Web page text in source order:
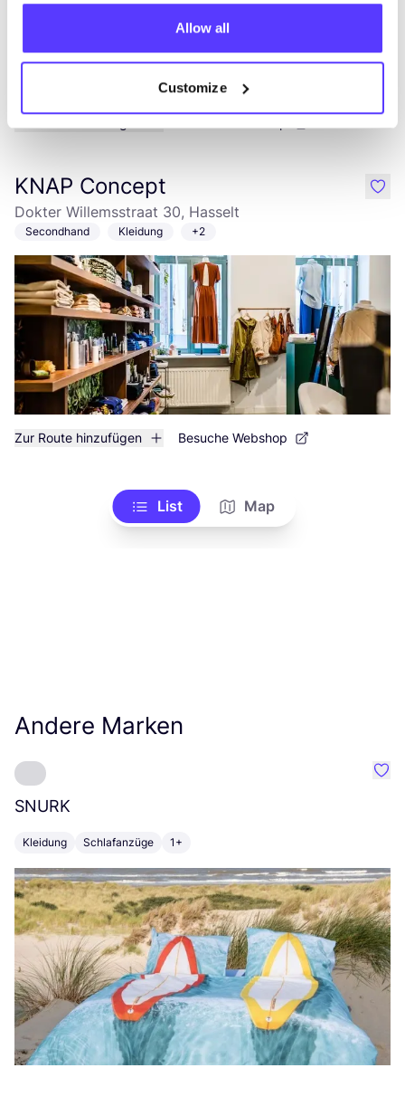
Allow all
Customize
KNAP Concept
Dokter Willemsstraat 30, Hasselt
Secondhand Kleidung +2
Zur Route hinzufügen Besuche Webshop
like
List Map
Andere Marken
SNURK
Kleidung Schlafanzüge 1+